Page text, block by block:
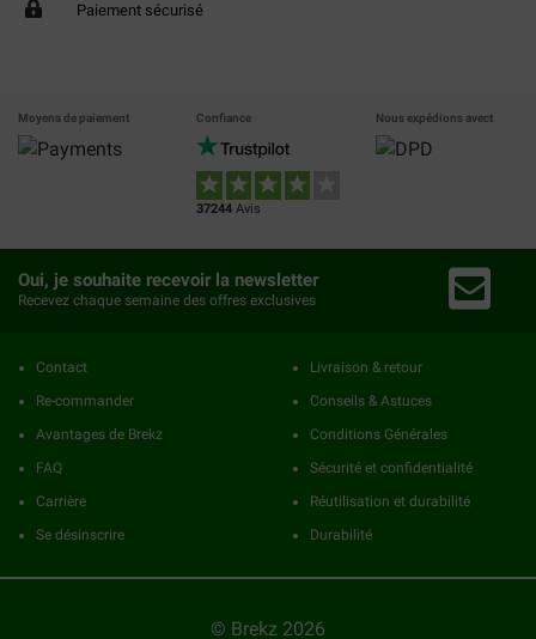
Paiement sécurisé
Moyens de paiement Confiance
37244 Avis
Nous expédions avect
Oui, je souhaite recevoir la newsletter
Recevez chaque semaine des offres exclusives
Contact
Re-commander
Avantages de Brekz
FAQ
Carrière
Se désinscrire
Livraison & retour
Conseils & Astuces
Conditions Générales
Sécurité et confidentialité
Réutilisation et durabilité
Durabilité
© Brekz 2026